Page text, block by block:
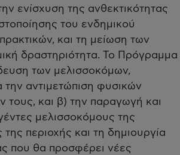
ενίσχυση της ανθεκτικότητας
του ενδημικού
και τη μείωση των
δραστηριότητα. Το Πρόγραμμα
των μελισσοκόμων,
την αντιμετώπιση φυσικών
τους, και β) την παραγωγή και
μελισσοκόμους της
περιοχής και τη δημιουργία
που θα προσφέρει νέες